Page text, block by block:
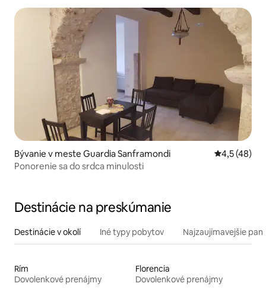
Bývanie v meste Guardia Sanframondi Priemerné
4,5 (48)
Ponorenie sa do srdca minulosti
Destinácie na preskúmanie
Destinácie v okolí Iné typy pobytov Najzaujímavejšie
Rím
Dovolenkové prenájmy
Florencia
Dovolenkové prenájmy